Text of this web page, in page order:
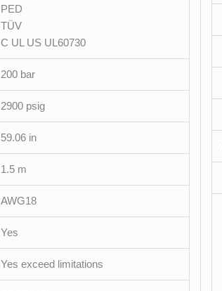
PED
TÜV
C UL US UL60730
200 bar
2900 psig
59.06 in
1.5 m
AWG18
Yes
Yes exceed limitations